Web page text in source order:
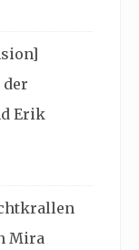
der
Erik
Mira